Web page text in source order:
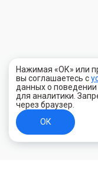
Нажимая «ОК» или
вы соглашаетесь с
данных о
для аналитики.
через браузер.
ОК